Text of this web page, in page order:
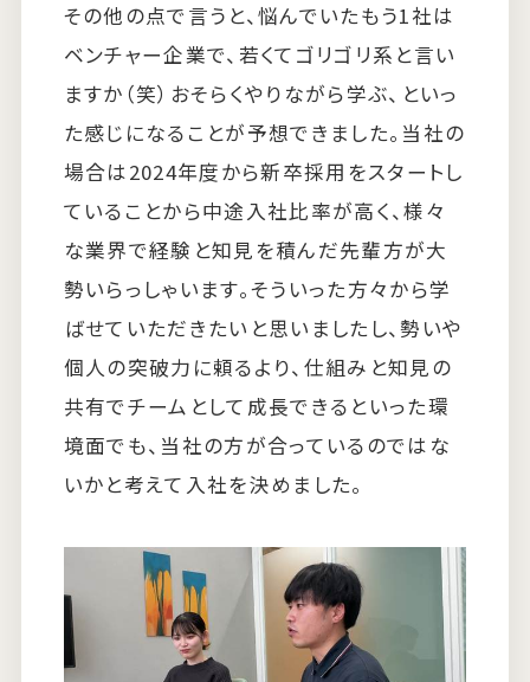
その他の点で言うと、悩んでいたもう1社は
ベンチャー企業で、若くてゴリゴリ系と言い
ますか（笑）おそらくやりながら学ぶ、といっ
た感じになることが予想できました。当社の
場合は2024年度から新卒採用をスタートし
ていることから中途入社比率が高く、様々
な業界で経験と知見を積んだ先輩方が大
勢いらっしゃいます。そういった方々から学
ばせていただきたいと思いましたし、勢いや
個人の突破力に頼るより、仕組みと知見の
共有でチームとして成長できるといった環
境面でも、当社の方が合っているのではな
いかと考えて入社を決めました。